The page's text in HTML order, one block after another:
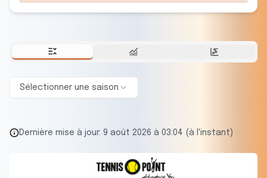
Sélectionner une saison
Dernière mise à jour: 9 août 2026 à 03:04 (à l'instant)